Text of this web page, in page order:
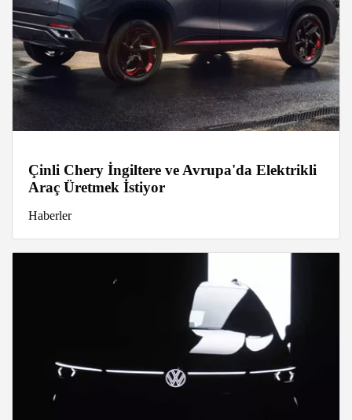
Çinli Chery İngiltere ve Avrupa'da Elektrikli
Araç Üretmek İstiyor
Haberler